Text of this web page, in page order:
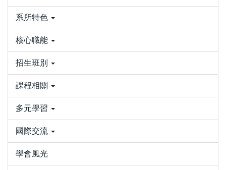
系所特色
核心職能
招生班別
課程相關
多元學習
國際交流
學會風光